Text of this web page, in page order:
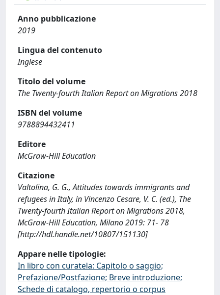
Anno pubblicazione
2019
Lingua del contenuto
Inglese
Titolo del volume
The Twenty-fourth Italian Report on Migrations 2018
ISBN del volume
9788894432411
Editore
McGraw-Hill Education
Citazione
Valtolina, G. G., Attitudes towards immigrants and
refugees in Italy, in Vincenzo Cesare, V. C. (ed.), The
Twenty-fourth Italian Report on Migrations 2018,
McGraw-Hill Education, Milano 2019: 71- 78
[http://hdl.handle.net/10807/151130]
Appare nelle tipologie:
In libro con curatela: Capitolo o saggio;
Prefazione/Postfazione; Breve introduzione;
Schede di catalogo, repertorio o corpus